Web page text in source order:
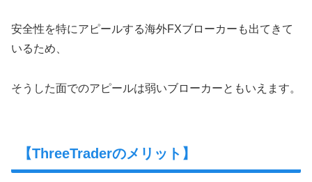
安全性を特にアピールする海外FXブローカーも出てきて
いるため、
そうした面でのアピールは弱いブローカーともいえます。
【ThreeTraderのメリット】